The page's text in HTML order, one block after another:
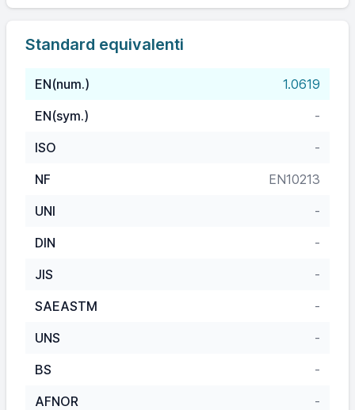
Standard equivalenti
EN(num.)
1.0619
EN(sym.)
-
ISO
-
NF
EN10213
UNI
-
DIN
-
JIS
-
SAEASTM
-
UNS
-
BS
-
AFNOR
-